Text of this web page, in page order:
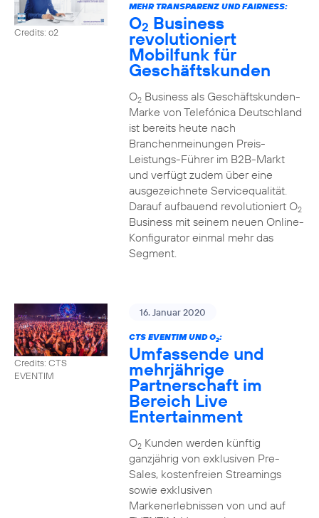
Credits: o2
MEHR TRANSPARENZ UND FAIRNESS:
O2 Business
revolutioniert
Mobilfunk für
Geschäftskunden
O2Business als Geschäftskunden-
Marke von Telefónica Deutschland
ist bereits heute nach
Branchenmeinungen Preis-
Leistungs-Führer im B2B-Markt
und verfügt zudem über eine
ausgezeichnete Servicequalität.
Darauf aufbauend revolutioniert O2
Business mit seinem neuen Online-
Konfigurator einmal mehr das
Segment.
Credits: CTS
EVENTIM
16. Januar 2020
CTS EVENTIM UND O2:
Umfassende und
mehrjährige
Partnerschaft im
Bereich Live
Entertainment
O2Kunden werden künftig
ganzjährig von exklusiven Pre-
Sales, kostenfreien Streamings
sowie exklusiven
Markenerlebnissen von und auf